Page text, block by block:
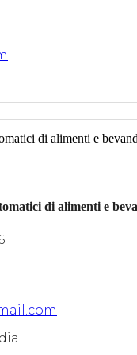
di alimenti e